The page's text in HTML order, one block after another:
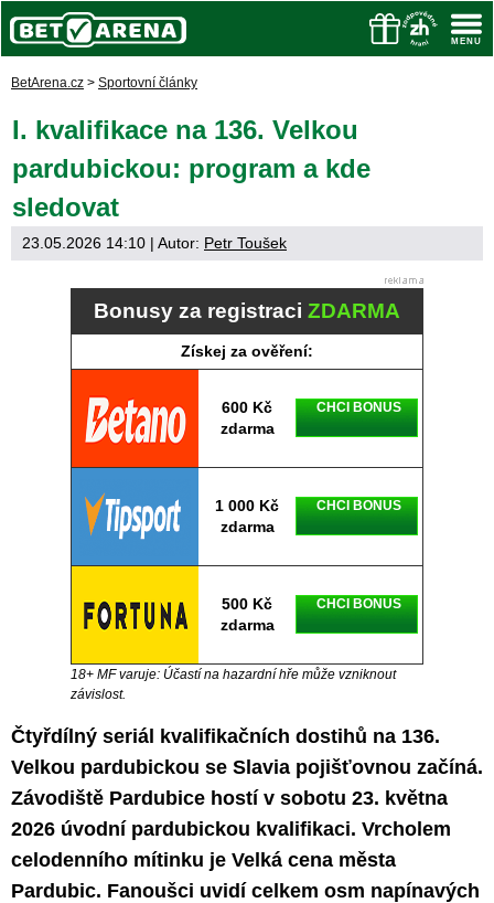
BetArena.cz > Sportovní články
I. kvalifikace na 136. Velkou
pardubickou: program a kde
sledovat
23.05.2026 14:10 | Autor: Petr Toušek
Bonusy za registraci ZDARMA
Získej za ověření:
600 Kč
zdarma
CHCI BONUS
1 000 Kč
zdarma
CHCI BONUS
500 Kč
zdarma
CHCI BONUS
18+ MF varuje: Účastí na hazardní hře může vzniknout
závislost.
Čtyřdílný seriál kvalifikačních dostihů na 136.
Velkou pardubickou se Slavia pojišťovnou začíná.
Závodiště Pardubice hostí v sobotu 23. května
2026 úvodní pardubickou kvalifikaci. Vrcholem
celodenního mítinku je Velká cena města
Pardubic. Fanoušci uvidí celkem osm napínavých